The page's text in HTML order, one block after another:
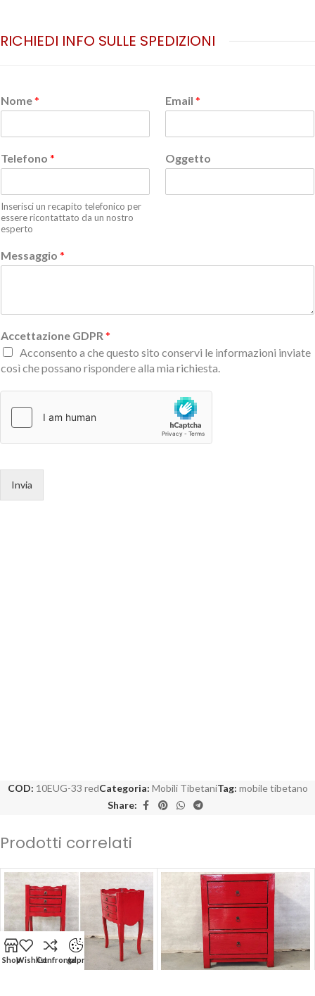
RICHIEDI INFO SULLE SPEDIZIONI
Nome* Email *
Telefono *
Inserisci un recapito telefonico per
essere ricontattato da un nostro
esperto
Oggetto
Messaggio *
Accettazione GDPR *
Acconsento a che questo sito conservi le informazioni inviate
così che possano rispondere alla mia richiesta.
Invia
COD: 10EUG-33 redCategoria: Mobili TibetaniTag: mobile tibetano
Share:
Prodotti correlati
ShopWishlistConfrontagdpr